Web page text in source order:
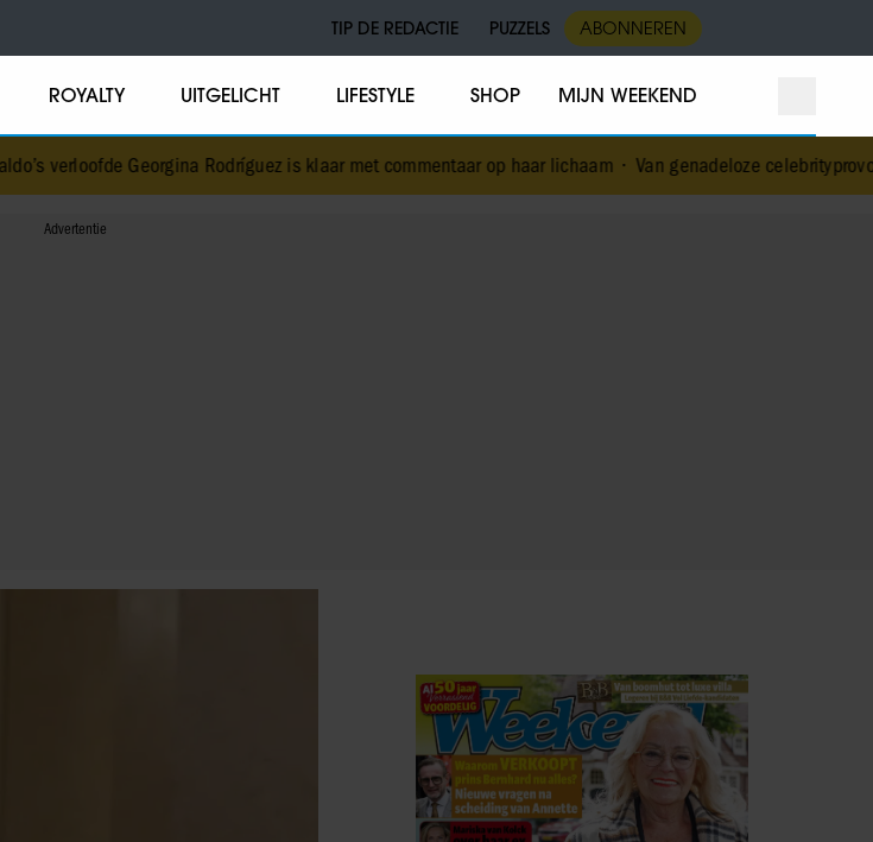
TIP DE REDACTIE PUZZELS ABONNEREN
ROYALTY UITGELICHT LIFESTYLE SHOP MIJN WEEKEND
Georgina Rodríguez is klaar met commentaar op haar lichaam•Van genadeloze celebrityprovocateur tot